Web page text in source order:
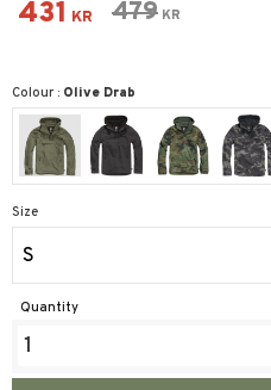
Reduced price:
431 KR Original price:
479 KR
Colour : Olive Drab
Size
S
Quantity